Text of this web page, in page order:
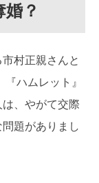
？
村正親さんと
ハムレット』
、やがて交際
題がありまし